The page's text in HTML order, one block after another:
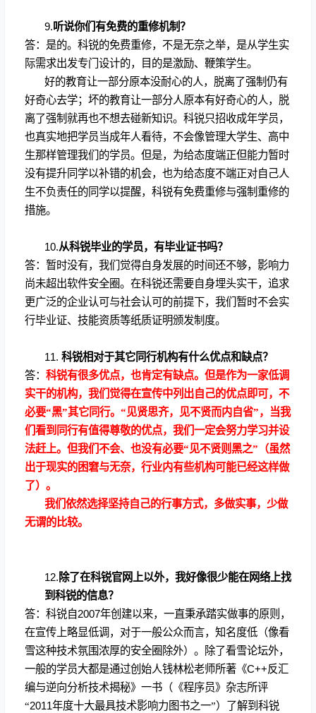
9.听说你们有免费的重修机制？
答：是的。科锐的免费重修，不是无奈之举，是从学生实
际需求出发专门设计的，目的是激励、鞭策学生。
好的教育让一部分原本没耐心的人，脱离了强制仍有
好奇心去学；坏的教育让一部分人原本有好奇心的人，脱
离了强制就再也不想去碰新知识。科锐只招收成年学员，
也真实地把学员当成年人看待，不会像管理大学生、高中
生那样管理我们的学员。但是，为给态度端正但能力暂时
没有提升同学以补错的机会，也为给态度不端正对自己人
生不负责任的同学以提醒，科锐有免费重修与强制重修的
措施。
10.从科锐毕业的学员，有毕业证书吗？
答：暂时没有，我们觉得自身发展的时间还不够，影响力
尚未超出软件安全圈。在科锐还需要自身埋头实干，追求
更广泛的企业认可与社会认可的前提下，我们暂时不会实
行毕业证、技能资质等纸质证明颁发制度。
11. 科锐相对于其它同行机构有什么优点和缺点？
答： 科锐有很多优点，也肯定有缺点。但是作为一家低调
实干的机构，我们觉得在宣传中列出自己的优点即可，不
必要“黑”其它同行。“见贤思齐，见不贤而内自省”，当我
们看到同行有值得尊敬的优点，我们一定会努力学习并设
法赶上。但我们不会、也没有必要“见不贤则黑之”（虽然
出于现实的困窘与无奈，行业内有些机构可能已经这样做
了）。
我们依然选择坚持自己的行事方式，多做实事，少做
无谓的比较。
12.除了在科锐官网上以外，我好像很少能在网络上找
到科锐的信息？
答：科锐自2007年创建以来，一直秉承踏实做事的原则，
在宣传上略显低调，对于一般公众而言，知名度低（像看
雪这种技术氛围浓厚的安全圈除外）。除了看雪论坛外，
一般的学员大都是通过创始人钱林松老师所著《C++反汇
编与逆向分析技术揭秘》一书（《程序员》杂志所评
“2011年度十大最具技术影响力图书之一”）了解到科锐